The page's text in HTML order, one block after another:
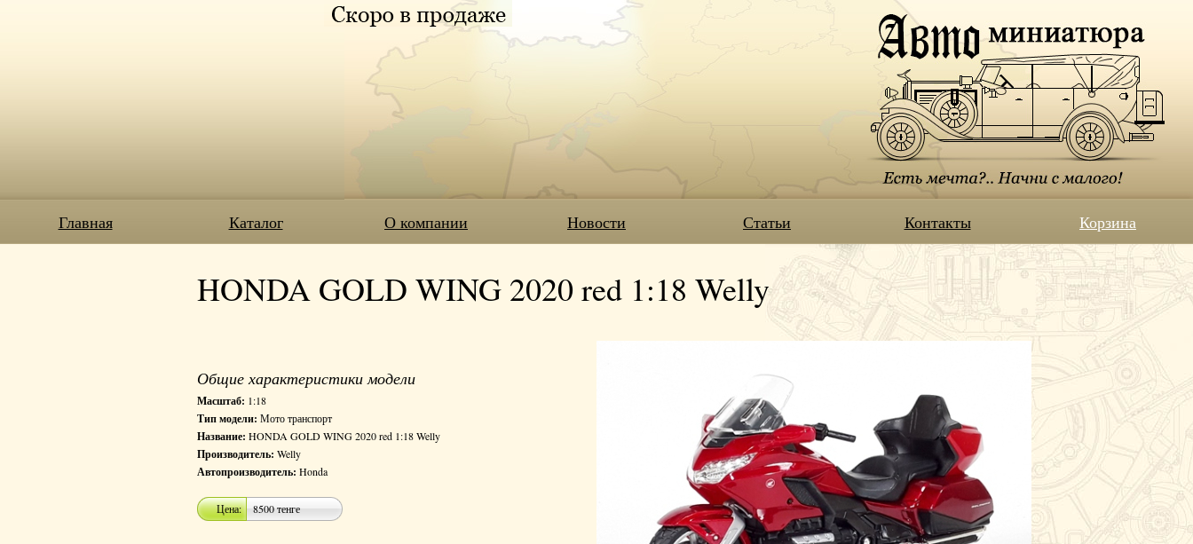
Главная Каталог О компании Новости Статьи Контакты Корзина
HONDA GOLD WING 2020 red 1:18 Welly
Общие характеристики модели
Масштаб: 1:18
Тип модели: Мото транспорт
Название: HONDA GOLD WING 2020 red 1:18 Welly
Производитель: Welly
Автопроизводитель: Honda
Цена: 8500 тенге